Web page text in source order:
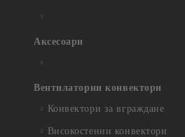
Аксесоари
Вентилаторни конвектори
Конвектори за вграждане
Високостенни конвектори